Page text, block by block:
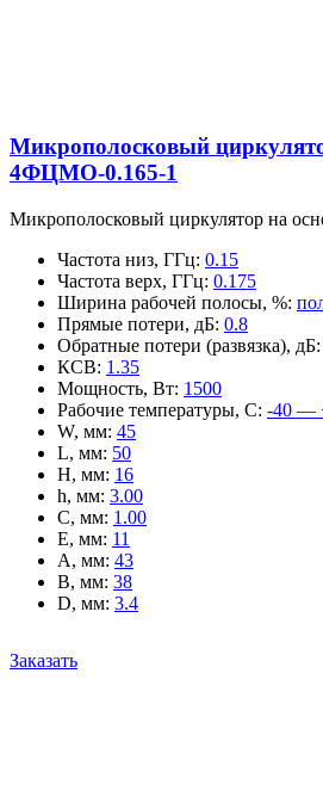
Микрополосковый
4ФЦМО-0.165-1
Микрополосковый циркулятор на
Частота низ, ГГц: 0.15
Частота верх, ГГц: 0.175
Ширина рабочей полосы, %:
Прямые потери, дБ: 0.8
Обратные потери (развязка), дБ:
КСВ: 1.35
Мощность, Вт: 1500
Рабочие температуры, С: -40 —
W, мм: 45
L, мм: 50
H, мм: 16
h, мм: 3.00
C, мм: 1.00
E, мм: 11
A, мм: 43
B, мм: 38
D, мм: 3.4
Заказать